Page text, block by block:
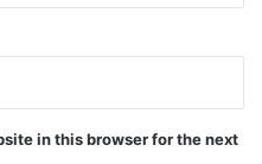
in this browser for the next